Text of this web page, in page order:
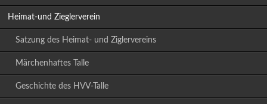
Heimat-und Zieglerverein
Satzung des Heimat- und Ziglervereins
Märchenhaftes Talle
Geschichte des HVV-Talle